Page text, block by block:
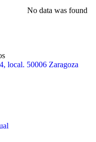
No data was found
local. 50006 Zaragoza